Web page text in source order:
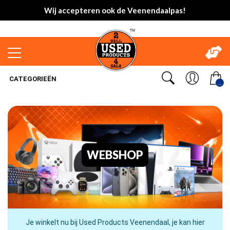
Wij accepteren ook de Veenendaalpas!
..
CATEGORIEËN
WEBSHOP
Je winkelt nu bij Used Products Veenendaal, je kan hier